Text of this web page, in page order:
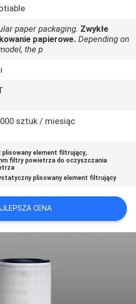
paper packaging. Zwykłe
papierowe. Depending on
the p
sztuk / miesiąc
plisowany element filtrujący,
filtry powietrza do oczyszczania
plisowany element filtrujący
CENA